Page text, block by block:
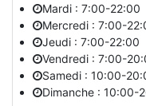
Mardi : 7:00-22:00
Mercredi : 7:00-
Jeudi : 7:00-22:00
Vendredi : 7:00-
Samedi : 10:00-
Dimanche : 10:00-